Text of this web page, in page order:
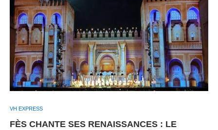
VH EXPRESS
FÈS CHANTE SES RENAISSANCES : LE